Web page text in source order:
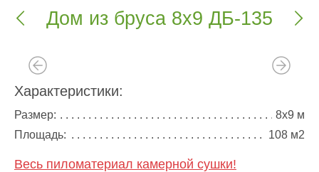
 Дом из бруса 8х9 ДБ-135 
Характеристики:
Размер:
8х9 м
Площадь:
108 м2
Весь пиломатериал камерной сушки!